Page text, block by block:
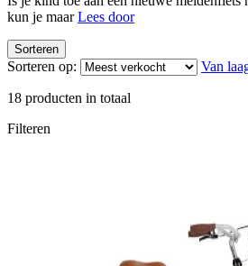
kun je maarLees door
Sorteren
Sorteren op: Van
18 producten in totaal
Filteren